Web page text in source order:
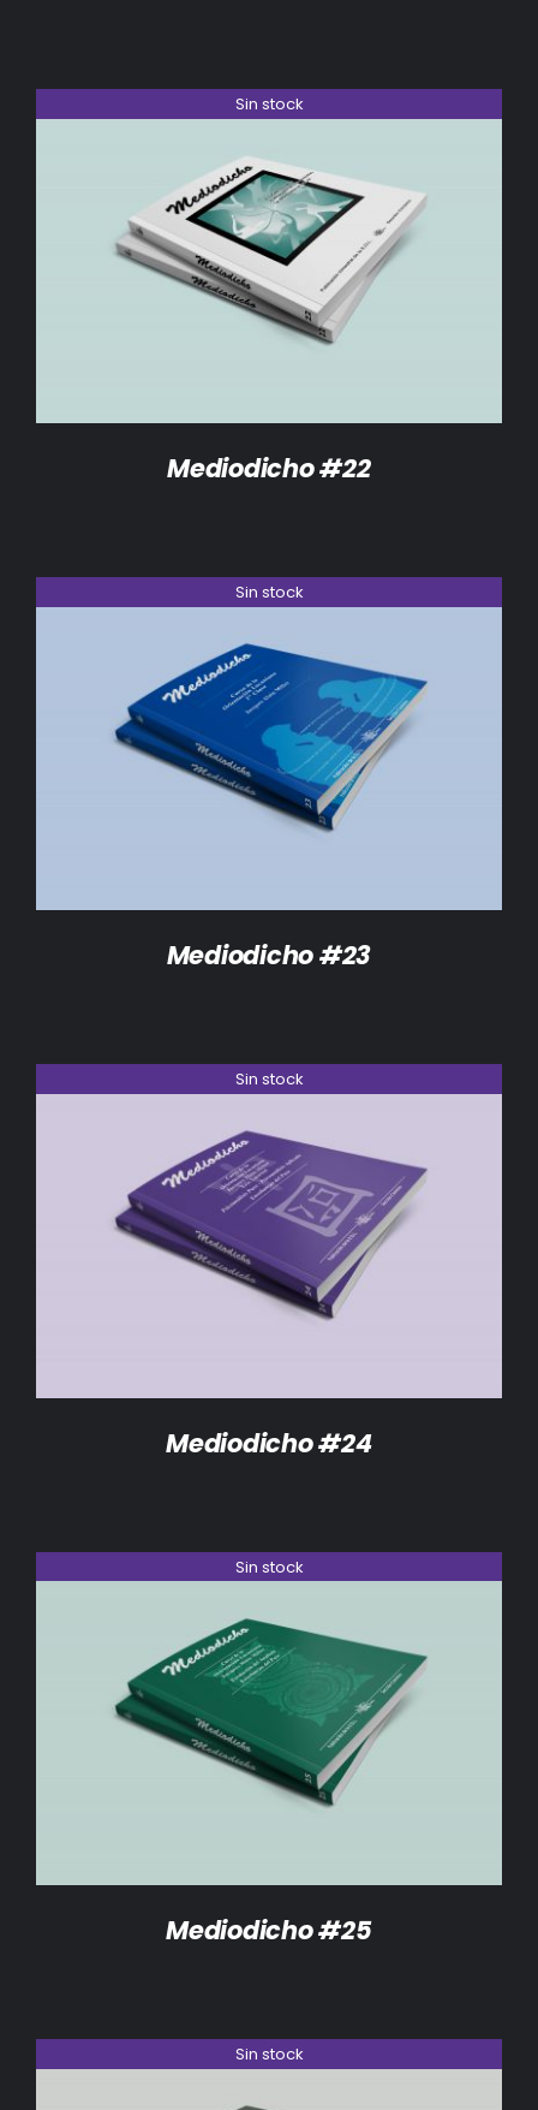
Sin stock
DETALLES
Mediodicho #22
Sin stock
DETALLES
Mediodicho #23
Sin stock
DETALLES
Mediodicho #24
Sin stock
DETALLES
Mediodicho #25
Sin stock